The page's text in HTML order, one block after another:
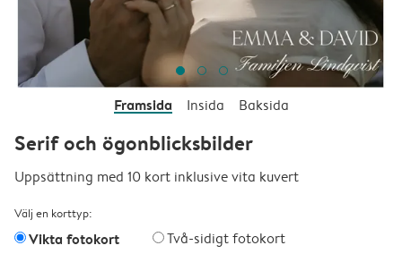
Framsida Insida Baksida
Serif och ögonblicksbilder
Uppsättning med 10 kort inklusive vita kuvert
Välj en korttyp:
Vikta fotokort Två-sidigt fotokort